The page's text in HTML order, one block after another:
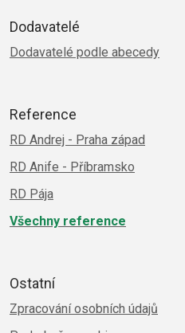
Dodavatelé
Dodavatelé podle abecedy
Reference
RD Andrej - Praha západ
RD Anife - Příbramsko
RD Pája
Všechny reference
Ostatní
Zpracování osobních údajů